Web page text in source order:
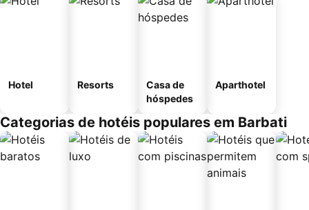
Hotel Resorts
Casa de
hóspedes
Aparthotel
Categorias de hotéis populares em Barbati